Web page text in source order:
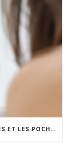
ATTÉNUER DURABLEMENT LES CERNES ET LES POCHES SOUS LES YEUX